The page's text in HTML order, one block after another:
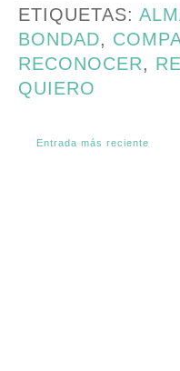
ETIQUETAS:
BONDAD,
RECONOCER,
QUIERO
Entrada más reciente